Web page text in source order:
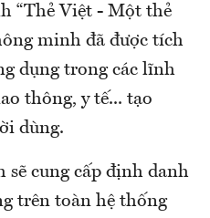
“Thẻ Việt - Một thẻ
minh đã được tích
dụng trong các lĩnh
thông, y tế... tạo
dùng.
cung cấp định danh
trên toàn hệ thống